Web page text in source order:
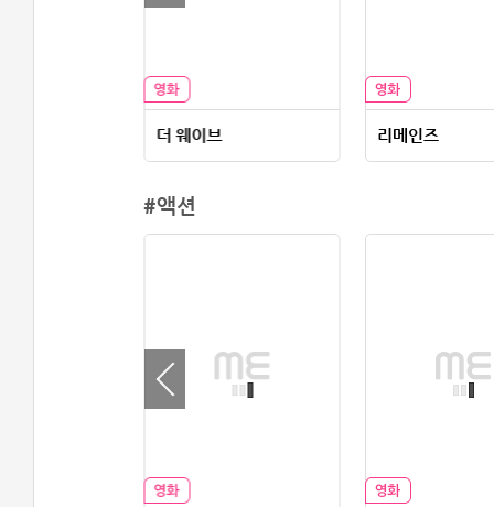
더 웨이브 리메인즈
#액션